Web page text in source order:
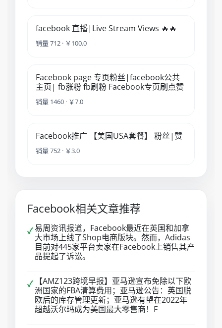
facebook 直播|Live Stream Views 🔥🔥
销量 712 · ￥100.0
Facebook page 专页粉丝|facebook公共
主页| fb涨粉 fb刷粉 Facebook专页刷点赞
销量 1460 · ￥7.0
Facebook推广 【美国USA套餐】 粉丝|赞
销量 752 · ￥3.0
Facebook相关文章推荐
✓易周资讯报道，Facebook最近在英国和加拿
大市场上线了Shop电商版块。然而，Adidas
目前对445家平台卖家在Facebook上销售其产
品提起了诉讼。
✓
【AMZ123跨境早报】亚马逊宣布免除以下欧
洲国家的FBA清算费用；亚马逊公告：英国脱
欧后的库存管理更新；亚马逊有望在2022年
超越沃尔玛成为美国最大零售商！F